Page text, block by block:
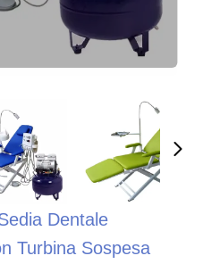
Dentale
Turbina Sospesa